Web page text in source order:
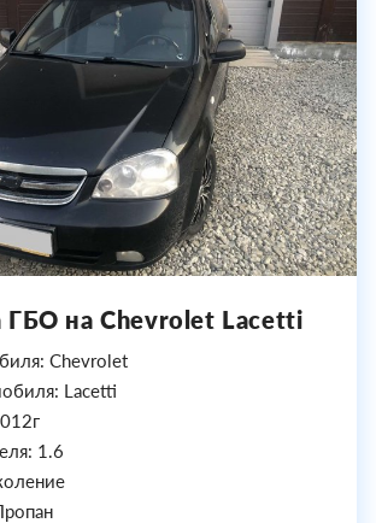
ГБО на Chevrolet Lacetti
Chevrolet
Lacetti
1.6